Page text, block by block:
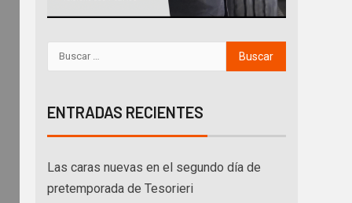
ENTRADAS RECIENTES
Las caras nuevas en el segundo día de
pretemporada de Tesorieri